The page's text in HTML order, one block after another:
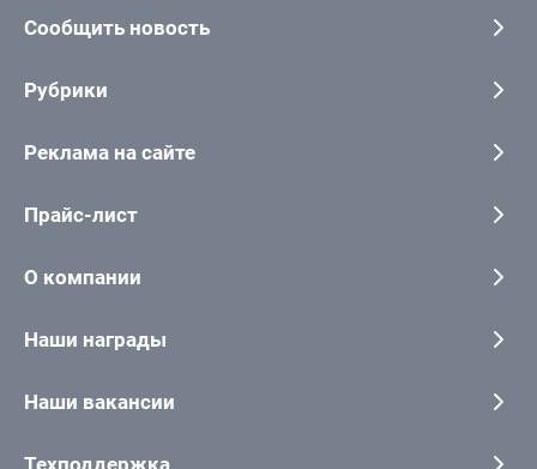
Сообщить новость
Рубрики
Реклама на сайте
Прайс-лист
О компании
Наши награды
Наши вакансии